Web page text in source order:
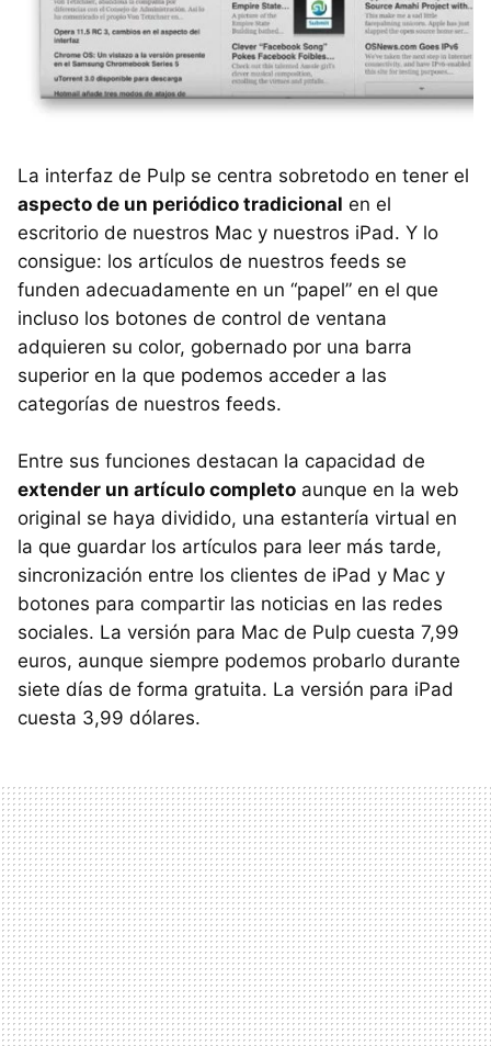
La interfaz de Pulp se centra sobretodo en tener el
aspecto de un periódico tradicional en el
escritorio de nuestros Mac y nuestros iPad. Y lo
consigue: los artículos de nuestros feeds se
funden adecuadamente en un “papel” en el que
incluso los botones de control de ventana
adquieren su color, gobernado por una barra
superior en la que podemos acceder a las
categorías de nuestros feeds.
Entre sus funciones destacan la capacidad de
extender un artículo completo aunque en la web
original se haya dividido, una estantería virtual en
la que guardar los artículos para leer más tarde,
sincronización entre los clientes de iPad y Mac y
botones para compartir las noticias en las redes
sociales. La versión para Mac de Pulp cuesta 7,99
euros, aunque siempre podemos probarlo durante
siete días de forma gratuita. La versión para iPad
cuesta 3,99 dólares.